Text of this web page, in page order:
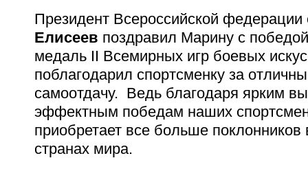
Президент Всероссийской
Елисеев поздравил Марину с
медаль II Всемирных игр боевых
поблагодарил спортсменку за
самоотдачу. Ведь благодаря ярким
эффектным победам наших
приобретает все больше поклонников
странах мира.